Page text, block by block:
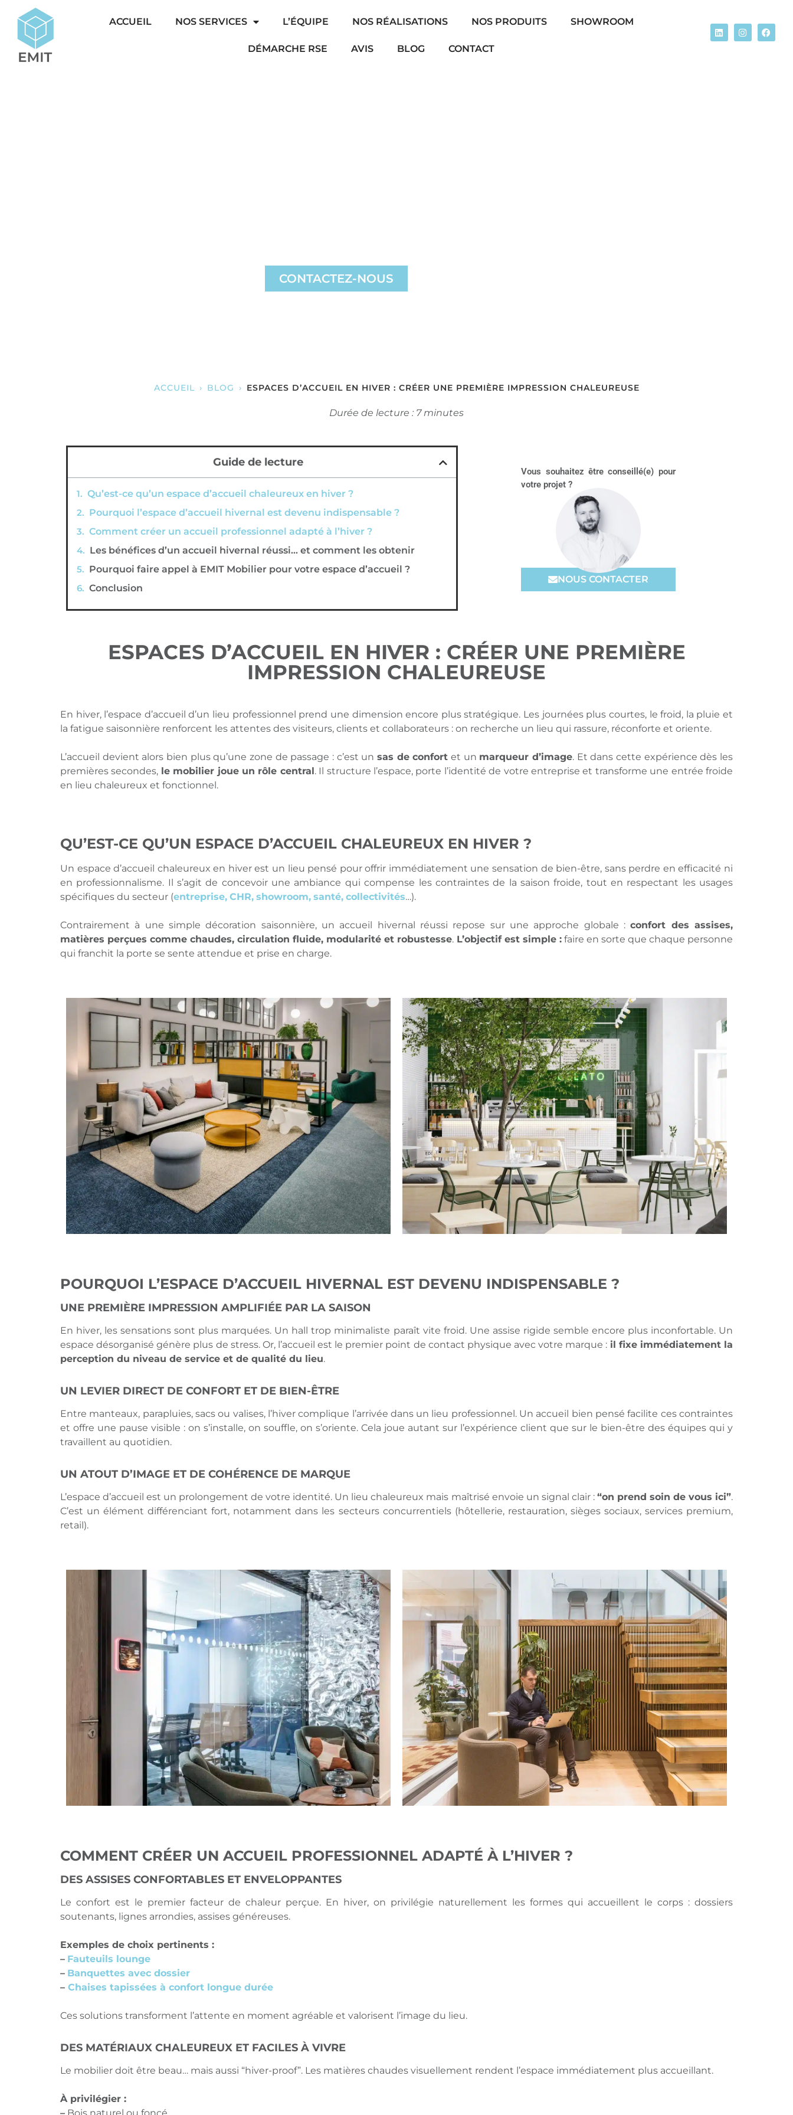
ACCUEIL NOS SERVICES L’ÉQUIPE NOS RÉALISATIONS NOS PRODUITS SHOWROOM
DÉMARCHE RSE AVIS BLOG CONTACT
CONTACTEZ-NOUS
ACCUEIL › BLOG › ESPACES D’ACCUEIL EN HIVER : CRÉER UNE PREMIÈRE IMPRESSION CHALEUREUSE
Durée de lecture : 7 minutes
Guide de lecture
Qu’est-ce qu’un espace d’accueil chaleureux en hiver ?
Pourquoi l’espace d’accueil hivernal est devenu indispensable ?
Comment créer un accueil professionnel adapté à l’hiver ?
Les bénéfices d’un accueil hivernal réussi… et comment les obtenir
Pourquoi faire appel à EMIT Mobilier pour votre espace d’accueil ?
Conclusion
Vous souhaitez être conseillé(e) pour
votre projet ?
NOUS CONTACTER
ESPACES D’ACCUEIL EN HIVER : CRÉER UNE PREMIÈRE
IMPRESSION CHALEUREUSE
En hiver, l’espace d’accueil d’un lieu professionnel prend une dimension encore plus stratégique. Les journées plus courtes, le froid, la pluie et
la fatigue saisonnière renforcent les attentes des visiteurs, clients et collaborateurs : on recherche un lieu qui rassure, réconforte et oriente.
L’accueil devient alors bien plus qu’une zone de passage : c’est un sas de confort et un marqueur d’image. Et dans cette expérience dès les
premières secondes, le mobilier joue un rôle central. Il structure l’espace, porte l’identité de votre entreprise et transforme une entrée froide
en lieu chaleureux et fonctionnel.
QU’EST-CE QU’UN ESPACE D’ACCUEIL CHALEUREUX EN HIVER ?
Un espace d’accueil chaleureux en hiver est un lieu pensé pour offrir immédiatement une sensation de bien-être, sans perdre en efficacité ni
en professionnalisme. Il s’agit de concevoir une ambiance qui compense les contraintes de la saison froide, tout en respectant les usages
spécifiques du secteur (entreprise, CHR, showroom, santé, collectivités…).
Contrairement à une simple décoration saisonnière, un accueil hivernal réussi repose sur une approche globale :confort des assises,
matières perçues comme chaudes, circulation fluide, modularité et robustesse. L’objectif est simple :faire en sorte que chaque personne
qui franchit la porte se sente attendue et prise en charge.
POURQUOI L’ESPACE D’ACCUEIL HIVERNAL EST DEVENU INDISPENSABLE ?
UNE PREMIÈRE IMPRESSION AMPLIFIÉE PAR LA SAISON
En hiver, les sensations sont plus marquées. Un hall trop minimaliste paraît vite froid. Une assise rigide semble encore plus inconfortable. Un
espace désorganisé génère plus de stress. Or, l’accueil est le premier point de contact physique avec votre marque : il fixe immédiatement la
perception du niveau de service et de qualité du lieu.
UN LEVIER DIRECT DE CONFORT ET DE BIEN-ÊTRE
Entre manteaux, parapluies, sacs ou valises, l’hiver complique l’arrivée dans un lieu professionnel. Un accueil bien pensé facilite ces contraintes
et offre une pause visible : on s’installe, on souffle, on s’oriente. Cela joue autant sur l’expérience client que sur le bien-être des équipes qui y
travaillent au quotidien.
UN ATOUT D’IMAGE ET DE COHÉRENCE DE MARQUE
L’espace d’accueil est un prolongement de votre identité. Un lieu chaleureux mais maîtrisé envoie un signal clair : “on prend soin de vous ici”.
C’est un élément différenciant fort, notamment dans les secteurs concurrentiels (hôtellerie, restauration, sièges sociaux, services premium,
retail).
COMMENT CRÉER UN ACCUEIL PROFESSIONNEL ADAPTÉ À L’HIVER ?
DES ASSISES CONFORTABLES ET ENVELOPPANTES
Le confort est le premier facteur de chaleur perçue. En hiver, on privilégie naturellement les formes qui accueillent le corps : dossiers
soutenants, lignes arrondies, assises généreuses.
Exemples de choix pertinents :
– Fauteuils lounge
– Banquettes avec dossier
– Chaises tapissées à confort longue durée
Ces solutions transforment l’attente en moment agréable et valorisent l’image du lieu.
DES MATÉRIAUX CHALEUREUX ET FACILES À VIVRE
Le mobilier doit être beau… mais aussi “hiver-proof”. Les matières chaudes visuellement rendent l’espace immédiatement plus accueillant.
À privilégier :